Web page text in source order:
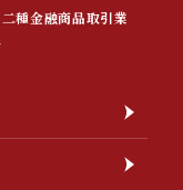
種金融商品取引業